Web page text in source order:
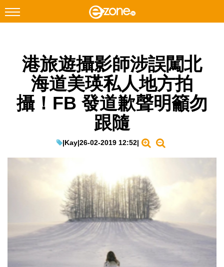
Facebook Instagram
科技焦點
網絡生活
EduTech
生成式AI與雲端應用
Enterprise Digital Transformation
特集
港旅遊攝影師涉誤闖北
海道美瑛私人地方拍
攝！FB 發道歉聲明籲勿
跟隨
|Kay|26-02-2019 12:52|